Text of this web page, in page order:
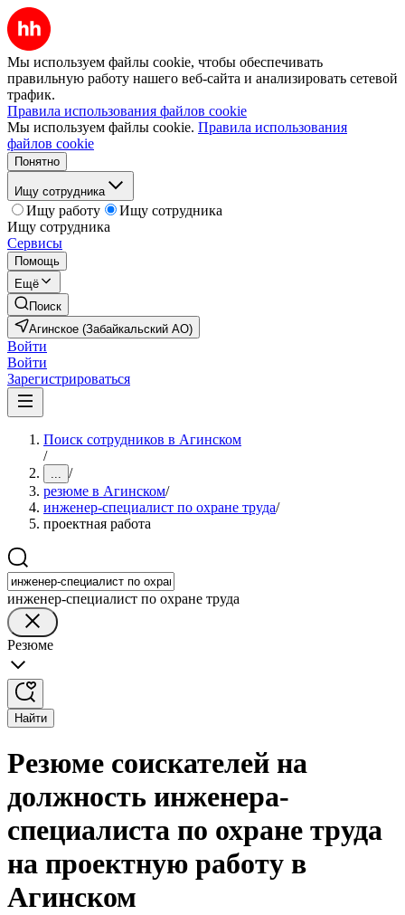
Мы используем файлы cookie, чтобы обеспечивать
правильную работу нашего веб-сайта и анализировать сетевой
трафик.
Правила использования файлов cookie
Мы используем файлы cookie. Правила использования
файлов cookie
Понятно
Ищу сотрудника
Ищу работу
Ищу сотрудника
Ищу сотрудника
Сервисы
Помощь
Ещё
Поиск
Агинское (Забайкальский АО)
Войти
Войти
Зарегистрироваться
Поиск сотрудников в Агинском
/
... /
резюме в Агинском/
инженер-специалист по охране труда/
проектная работа
инженер-специалист по охране труда
Резюме
Найти
Резюме соискателей на
должность инженера-
специалиста по охране труда
на проектную работу в
Агинском